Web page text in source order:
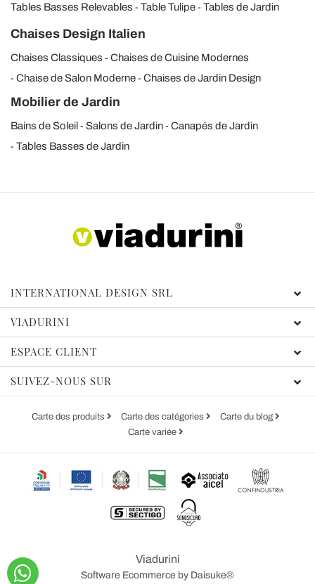
Tables Basses Relevables
Table Tulipe Tables de Jardin
Chaises Design Italien
Chaises Classiques
Chaises de Cuisine Modernes
Chaise de Salon Moderne
Chaises de Jardin Design
Mobilier de Jardin
Bains de Soleil Salons de Jardin
Canapés de Jardin
Tables Basses de Jardin
INTERNATIONAL DESIGN SRL
VIADURINI
ESPACE CLIENT
SUIVEZ-NOUS SUR
Carte des produits Carte des catégories
Carte du blog
Carte variée
Viadurini
Software Ecommerce by Daisuke®